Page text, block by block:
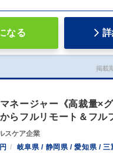
なる
掲載
ネージャー《高裁量×
らフルリモート＆フル
スケア企業
岐阜県 / 静岡県 / 愛知県 / 三